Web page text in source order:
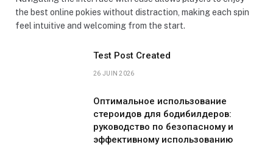
the best online pokies without distraction, making each spin
feel intuitive and welcoming from the start.
Test Post Created
26 JUIN 2026
Оптимальное использование
стероидов для бодибилдеров:
руководство по безопасному и
эффективному использованию